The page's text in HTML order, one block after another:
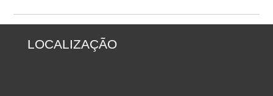
LOCALIZAÇÃO